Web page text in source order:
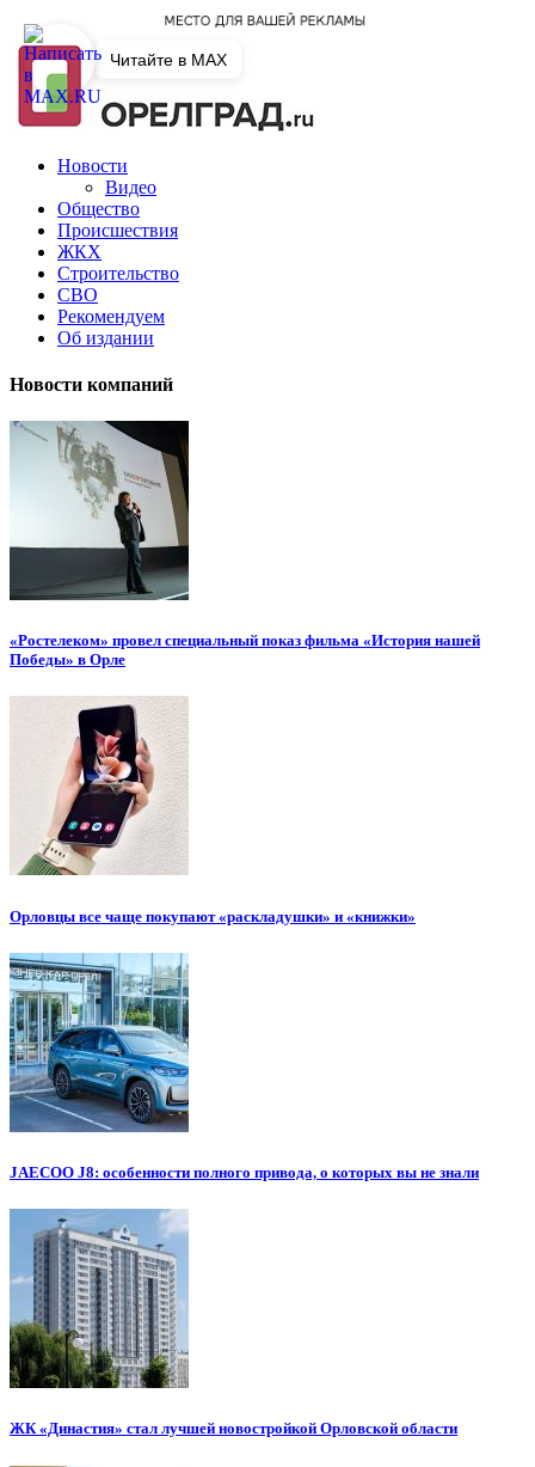
Новости
Видео
Общество
Происшествия
ЖКХ
Строительство
СВО
Рекомендуем
Об издании
Новости компаний
«Ростелеком» провел специальный показ фильма «История нашей
Победы» в Орле
Орловцы все чаще покупают «раскладушки» и «книжки»
JAECOO J8: особенности полного привода, о которых вы не знали
ЖК «Династия» стал лучшей новостройкой Орловской области
Читайте в MAX